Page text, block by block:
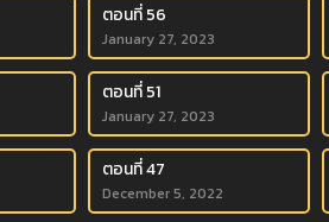
ตอนที่ 56
January 27, 2023
ตอนที่ 51
January 27, 2023
ตอนที่ 47
December 5, 2022